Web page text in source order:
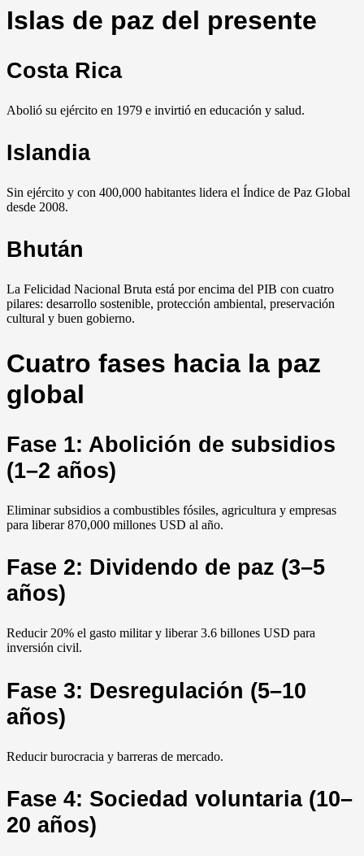
Islas de paz del presente
Costa Rica
Abolió su ejército en 1979 e invirtió en educación y salud.
Islandia
Sin ejército y con 400,000 habitantes lidera el Índice de Paz Global
desde 2008.
Bhután
La Felicidad Nacional Bruta está por encima del PIB con cuatro
pilares: desarrollo sostenible, protección ambiental, preservación
cultural y buen gobierno.
Cuatro fases hacia la paz
global
Fase 1: Abolición de subsidios
(1–2 años)
Eliminar subsidios a combustibles fósiles, agricultura y empresas
para liberar 870,000 millones USD al año.
Fase 2: Dividendo de paz (3–5
años)
Reducir 20% el gasto militar y liberar 3.6 billones USD para
inversión civil.
Fase 3: Desregulación (5–10
años)
Reducir burocracia y barreras de mercado.
Fase 4: Sociedad voluntaria (10–
20 años)